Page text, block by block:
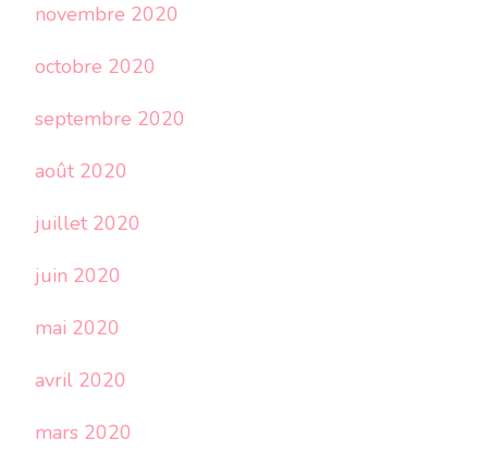
novembre 2020
octobre 2020
septembre 2020
août 2020
juillet 2020
juin 2020
mai 2020
avril 2020
mars 2020